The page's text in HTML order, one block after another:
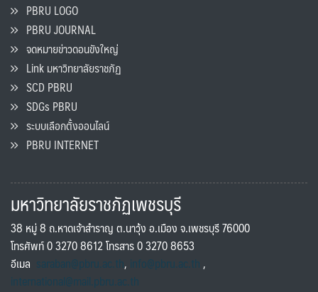
PBRU LOGO
PBRU JOURNAL
จดหมายข่าวดอนขังใหญ่
Link มหาวิทยาลัยราชภัฏ
SCD PBRU
SDGs PBRU
ระบบเลือกตั้งออนไลน์
PBRU INTERNET
มหาวิทยาลัยราชภัฏเพชรบุรี
38 หมู่ 8 ถ.หาดเจ้าสำราญ ต.นาวุ้ง อ.เมือง จ.เพชรบุรี 76000
โทรศัพท์ 0 3270 8612 โทรสาร 0 3270 8653
อีเมล saraban@pbru.ac.th, info@pbru.ac.th,
international@mail.pbru.ac.th